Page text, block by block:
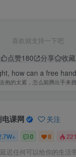
喜欢就支持一下吧
点赞180 分享
收藏
how can a free
抱的太紧，怎么能腾出手来
电课网 关注
0 8
迟任何可以给你的生活